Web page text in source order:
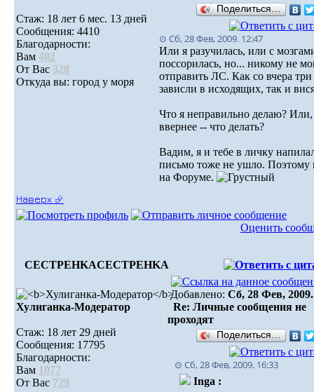
Стаж: 18 лет 6 мес. 13 дней
Сообщения: 4410
Благодарности:
Вам 402
От Вас 328
Откуда вы: город у моря
Поделиться…
⊙ Сб, 28 Фев, 2009. 12:47
Или я разучилась, или с
поссорилась, но... никому не
отправить ЛС. Как со вчера
зависли в исходящих, так и
Что я неправильно делаю? Или,
ввернее -- что делать?
Вадим, я и тебе в личку
письмо тоже не ушло.
на Форуме.
Наверх ⮵
Оценить
CECTPEHKACECTPEHKA
Хулиганка-Модератор
Стаж: 18 лет 29 дней
Сообщения: 17795
Благодарности:
Вам 1077
От Вас 729
Добавлено: Сб, 28 Фев,
Re: Личные сообщения не
проходят
Поделиться…
⊙ Сб, 28 Фев, 2009. 16:33
Inga :